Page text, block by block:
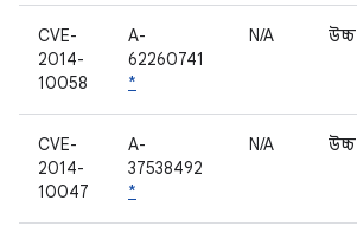
CVE-
2014-
10058
A-
62260741
*
N/A উচ্চ
CVE-
2014-
10047
A-
37538492
*
N/A উচ্চ